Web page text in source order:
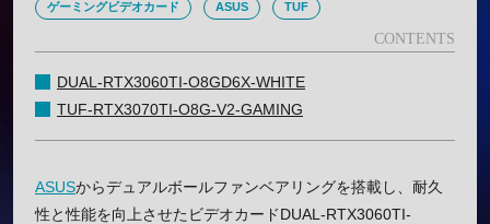
ゲーミングビデオカード ASUS TUF
DUAL-RTX3060TI-O8GD6X-WHITE
TUF-RTX3070TI-O8G-V2-GAMING
ASUSからデュアルボールファンベアリングを搭載し、耐久
性と性能を向上させたビデオカードDUAL-RTX3060TI-